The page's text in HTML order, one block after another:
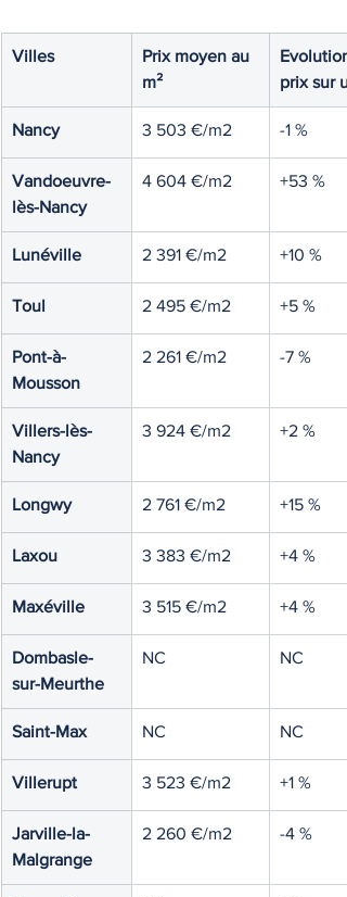
Villes
Prix moyen au
m²
prix sur
Nancy 3 503 €/m2 -1 %
Vandoeuvre-
lès-Nancy
4 604 €/m2 +53 %
Lunéville 2 391 €/m2 +10 %
Toul 2 495 €/m2 +5 %
Pont-à-
Mousson
2 261 €/m2 -7 %
Villers-lès-
Nancy
3 924 €/m2 +2 %
Longwy 2 761 €/m2 +15 %
Laxou 3 383 €/m2 +4 %
Maxéville 3 515 €/m2 +4 %
Dombasle-
sur-Meurthe
NC NC
Saint-Max NC NC
Villerupt 3 523 €/m2 +1 %
Jarville-la-
Malgrange
2 260 €/m2 -4 %